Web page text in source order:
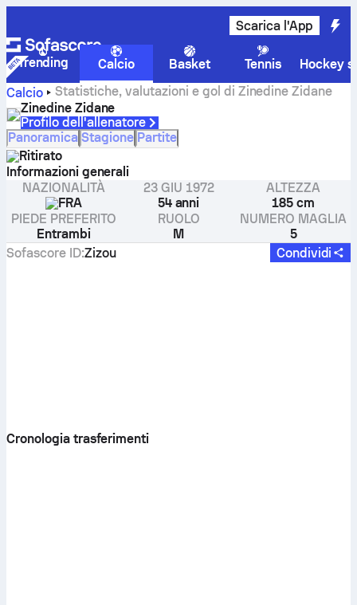
Scarica l'App
Trending Calcio Basket Tennis
Hockey
Calcio
Statistiche, valutazioni e gol di Zinedine Zidane
Zinedine Zidane
Profilo dell'allenatore
Panoramica Stagione Partite
Ritirato
Informazioni generali
NAZIONALITÀ
FRA
23 GIU 1972
54 anni
ALTEZZA
185 cm
PIEDE PREFERITO
Entrambi
RUOLO
M
NUMERO MAGLIA
5
Sofascore ID:Zizou Condividi
Cronologia trasferimenti